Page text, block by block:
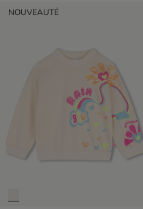
NOUVEAUTÉ